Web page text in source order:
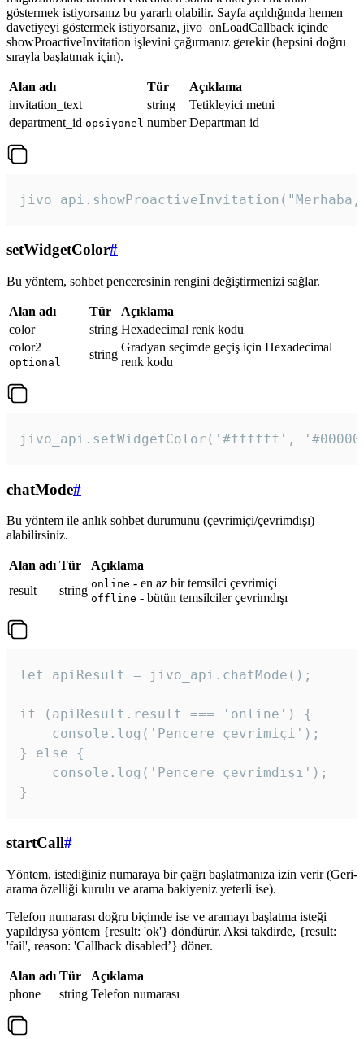
göstermek istiyorsanız bu yararlı olabilir. Sayfa açıldığında hemen
davetiyeyi göstermek istiyorsanız, jivo_onLoadCallback içinde
showProactiveInvitation işlevini çağırmanız gerekir (hepsini doğru
sırayla başlatmak için).
Alan adı Tür
Açıklama
invitation_text
string
Tetikleyici metni
department_id opsiyonel number Departman id
setWidgetColor#
Bu yöntem, sohbet penceresinin rengini değiştirmenizi sağlar.
Alan adı Tür
Açıklama
color
string Hexadecimal renk kodu
color2
optional
string
Gradyan seçimde geçiş için Hexadecimal
renk kodu
jivo_api.setWidgetColor('#ffffff',
chatMode#
Bu yöntem ile anlık sohbet durumunu (çevrimiçi/çevrimdışı)
alabilirsiniz.
Alan adı Tür
Açıklama
result
string online - en az bir temsilci çevrimiçi
offline - bütün temsilciler çevrimdışı
let apiResult = jivo_api.chatMode();
if (apiResult.result === 'online') {
    console.log('Pencere çevrimiçi');
} else {
    console.log('Pencere çevrimdışı');
}
startCall#
Yöntem, istediğiniz numaraya bir çağrı başlatmanıza izin verir (Geri-
arama özelliği kurulu ve arama bakiyeniz yeterli ise).
Telefon numarası doğru biçimde ise ve aramayı başlatma isteği
yapıldıysa yöntem {result: 'ok'} döndürür. Aksi takdirde, {result:
'fail', reason: 'Callback disabled’} döner.
Alan adı Tür
Açıklama
phone
string Telefon numarası